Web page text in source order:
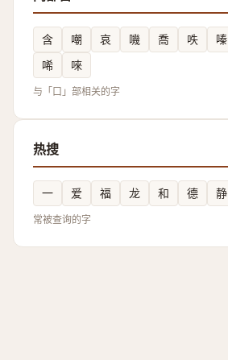
含 嘲 哀 嘰 喬 呹 嗪
唏
唻
与「口」部相关的字
热搜
一 爱 福 龙 和 德 静
常被查询的字